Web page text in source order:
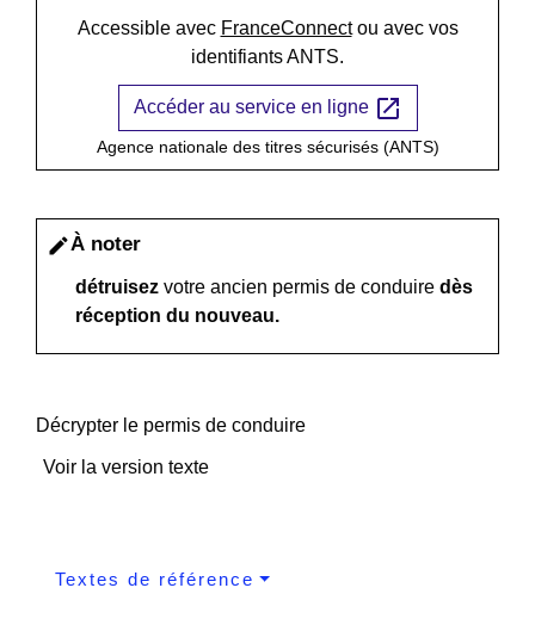
Accessible avec FranceConnectou avec vos
identifiants ANTS.
Accéder au service en ligne open_in_new
Agence nationale des titres sécurisés (ANTS)
editÀ noter
détruisez votre ancien permis de conduire dès
réception du nouveau.
Décrypter le permis de conduire
Voir la version texte
Textes de référence